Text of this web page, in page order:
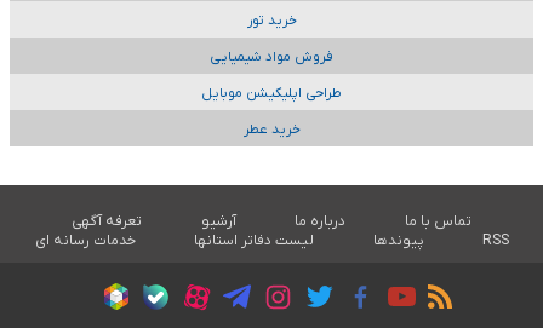
خرید تور
فروش مواد شیمیایی
طراحی اپلیکیشن موبایل
خرید عطر
تماس با ما درباره ما آرشیو
تعرفه آگهی
RSS
پیوندها لیست دفاتر استانها خدمات رسانه ای